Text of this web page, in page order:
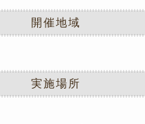
開催地域
実施場所